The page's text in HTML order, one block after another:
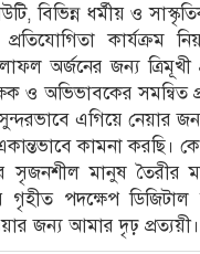
বিভিন্ন ধর্মীয় ও
কার্যক্রম
অর্জনের জন্য ত্রিমূখী
ও অভিভাবকের সমন্বিত
এগিয়ে নেয়ার
কামনা করছি।
মানুষ তৈরীর
গৃহীত পদক্ষেপ ডিজিটাল
জন্য আমার দৃঢ় প্রত্যয়ী।